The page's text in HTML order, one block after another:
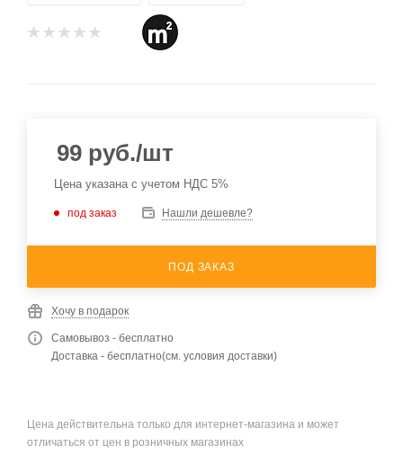
99 руб./шт
Цена указана с учетом НДС 5%
под заказ Нашли дешевле?
ПОД ЗАКАЗ
Хочу в подарок
Самовывоз - бесплатно
Доставка - бесплатно(см. условия доставки)
Цена действительна только для интернет-магазина и может
отличаться от цен в розничных магазинах